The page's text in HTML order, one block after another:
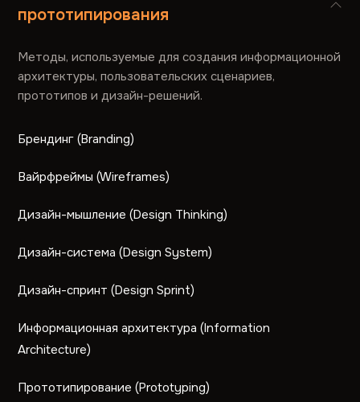
прототипирования
Методы, используемые для создания информационной
архитектуры, пользовательских сценариев,
прототипов и дизайн-решений.
Брендинг (Branding)
Вайрфреймы (Wireframes)
Дизайн-мышление (Design Thinking)
Дизайн-система (Design System)
Дизайн-спринт (Design Sprint)
Информационная архитектура (Information
Architecture)
Прототипирование (Prototyping)